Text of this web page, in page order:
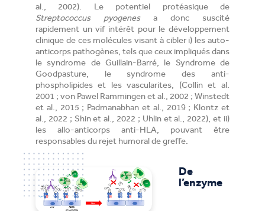
al., 2002). Le potentiel protéasique de
Streptococcus pyogenesa donc suscité
rapidement un vif intérêt pour le développement
clinique de ces molécules visant à cibler i) les auto-
anticorps pathogènes, tels que ceux impliqués dans
le syndrome de Guillain-Barré, le Syndrome de
Goodpasture, le syndrome des anti-
phospholipides et les vascularites, (Collin et al.
2001 ; von Pawel Rammingen et al., 2002 ; Winstedt
et al., 2015 ; Padmanabhan et al., 2019 ; Klontz et
al., 2022 ; Shin et al., 2022 ; Uhlin et al., 2022), et ii)
les allo-anticorps anti-HLA, pouvant être
responsables du rejet humoral de greffe.
De
l’enzyme